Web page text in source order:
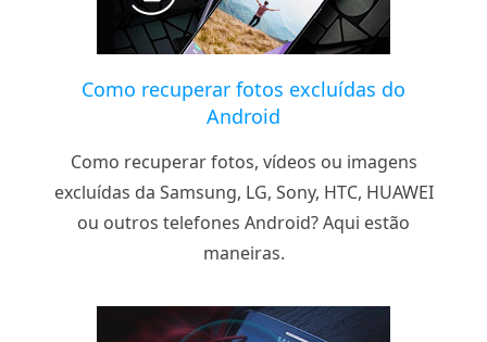
Como recuperar fotos excluídas do
Android
Como recuperar fotos, vídeos ou imagens
excluídas da Samsung, LG, Sony, HTC, HUAWEI
ou outros telefones Android? Aqui estão
maneiras.